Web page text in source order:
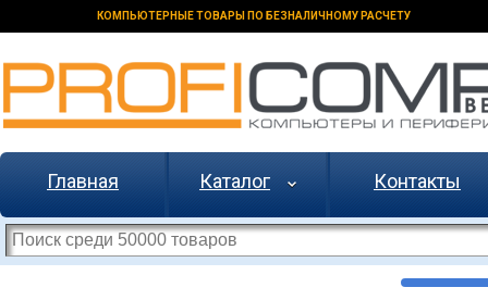
КОМПЬЮТЕРНЫЕ ТОВАРЫ ПО БЕЗНАЛИЧНОМУ РАСЧЕТУ
Главная Каталог Контакты